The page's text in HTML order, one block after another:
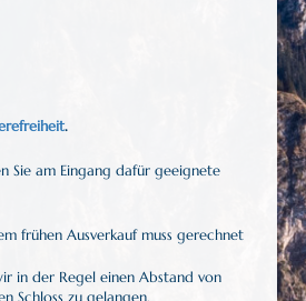
.
Sie am Eingang dafür geeignete
frühen Ausverkauf muss gerechnet
in der Regel einen Abstand von
Schloss zu gelangen.